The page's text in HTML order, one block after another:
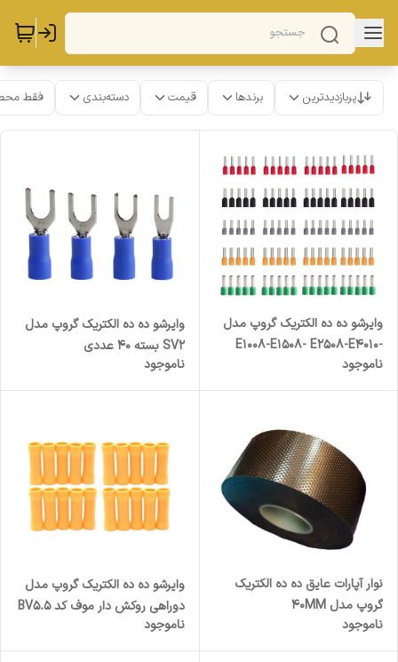
پربازدیدترین برندها قیمت دسته‌بندی فقط
وایرشو ده ده الکتریک گروپ مدل
E1008-E1508- E2508-E4010-
E6012 بسته 100 عددی
ناموجود
وایرشو ده ده الکتریک گروپ مدل
SV2 بسته 40 عددی
ناموجود
نوار آپارات عایق ده ده الکتریک
گروپ مدل 40MM
ناموجود
وایرشو ده ده الکتریک گروپ مدل
دوراهی روکش دار موف کد BV5.5
بسته 20 عددی
ناموجود